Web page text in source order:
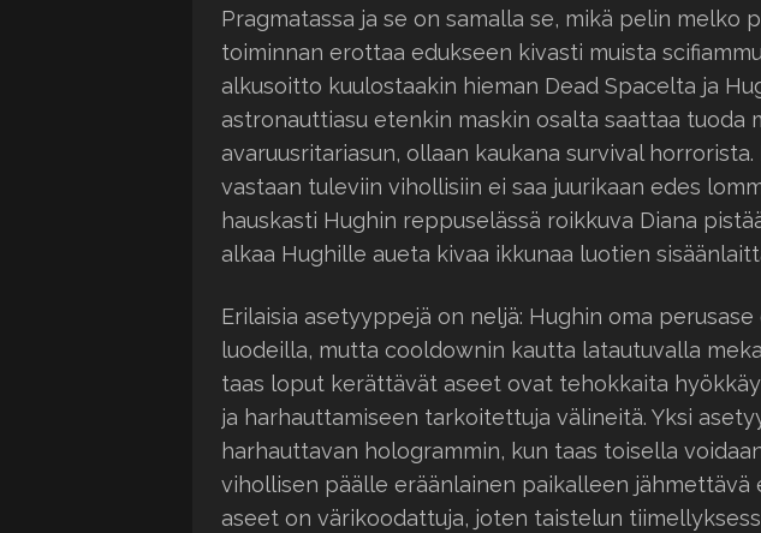
Pragmatassa ja se on samalla se, mikä pelin melko
toiminnan erottaa edukseen kivasti muista
alkusoitto kuulostaakin hieman Dead Spacelta ja
astronauttiasu etenkin maskin osalta saattaa tuoda
avaruusritariasun, ollaan kaukana survival
vastaan tuleviin vihollisiin ei saa juurikaan edes
hauskasti Hughin reppuselässä roikkuva Diana
alkaa Hughille aueta kivaa ikkunaa luotien
Erilaisia asetyyppejä on neljä: Hughin oma
luodeilla, mutta cooldownin kautta latautuvalla
taas loput kerättävät aseet ovat tehokkaita
ja harhauttamiseen tarkoitettuja välineitä. Yksi
harhauttavan hologrammin, kun taas toisella
vihollisen päälle eräänlainen paikalleen jähmettävä
aseet on värikoodattuja, joten taistelun